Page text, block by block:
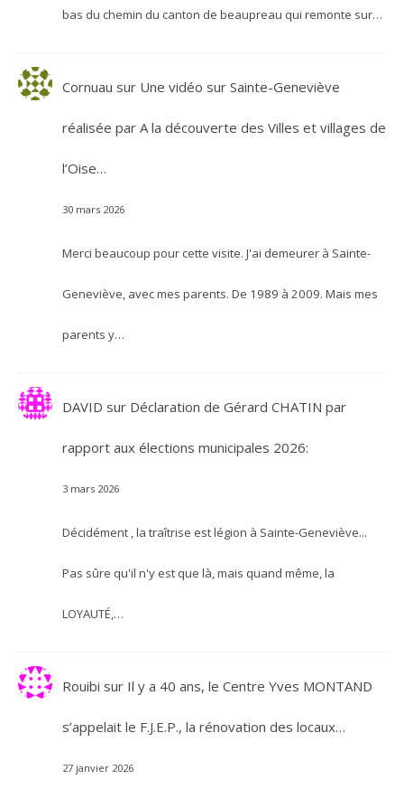
bas du chemin du canton de beaupreau qui remonte sur…
Cornuau sur Une vidéo sur Sainte-Geneviève
réalisée par A la découverte des Villes et villages de
l’Oise…
30 mars 2026
Merci beaucoup pour cette visite. J'ai demeurer à Sainte-
Geneviève, avec mes parents. De 1989 à 2009. Mais mes
parents y…
DAVID sur Déclaration de Gérard CHATIN par
rapport aux élections municipales 2026:
3 mars 2026
Décidément , la traîtrise est légion à Sainte-Geneviève...
Pas sûre qu'il n'y est que là, mais quand même, la
LOYAUTÉ,…
Rouibi sur Il y a 40 ans, le Centre Yves MONTAND
s’appelait le F.J.E.P., la rénovation des locaux…
27 janvier 2026